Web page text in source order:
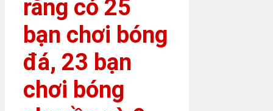
rằng có 25
bạn chơi bóng
đá, 23 bạn
chơi bóng